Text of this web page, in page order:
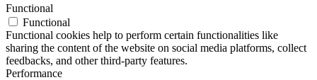
Functional
Functional
Functional cookies help to perform certain functionalities like
sharing the content of the website on social media platforms, collect
feedbacks, and other third-party features.
Performance